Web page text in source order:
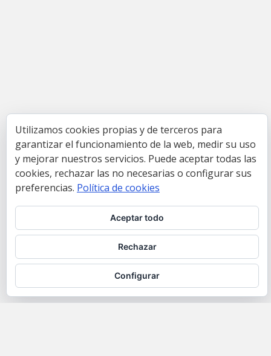
Utilizamos cookies propias y de terceros para
garantizar el funcionamiento de la web, medir su uso
y mejorar nuestros servicios. Puede aceptar todas las
cookies, rechazar las no necesarias o configurar sus
preferencias. Política de cookies
Aceptar todo
Rechazar
Configurar